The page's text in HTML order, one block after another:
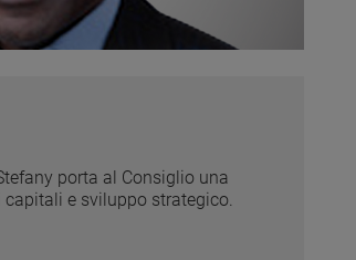
porta al Consiglio una
e sviluppo strategico.